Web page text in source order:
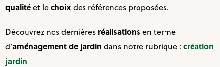
qualitéet lechoixdes références proposées.
Découvrez nos dernières réalisations en terme
d'aménagement de jardin dans notre rubrique :création
jardin